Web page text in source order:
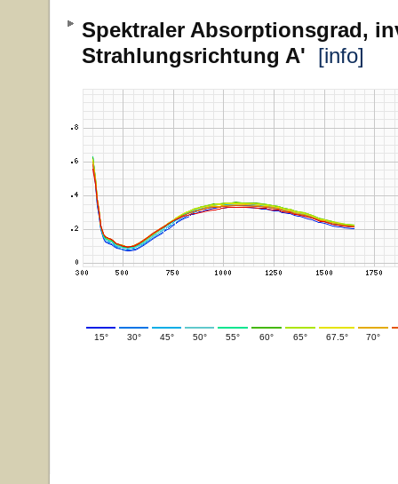
Spektraler Absorptionsgrad,
Strahlungsrichtung A' [info]
15° 30° 45° 50° 55° 60° 65° 67.5° 70°